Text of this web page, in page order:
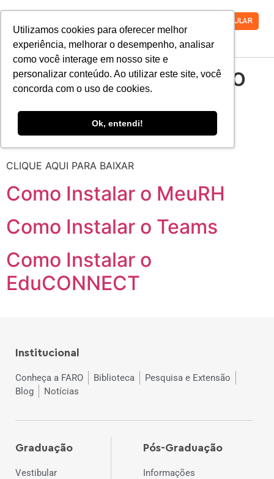
Utilizamos cookies para oferecer melhor
experiência, melhorar o desempenho, analisar
como você interage em nosso site e
personalizar conteúdo. Ao utilizar este site, você
concorda com o uso de cookies.
Ok, entendi!
VESTIBULAR
Usuário:Funcionário
Manual do Portal
Institucional (Discente)
CLIQUE AQUI PARA BAIXAR
Como Instalar o MeuRH
Como Instalar o Teams
Como Instalar o
EduCONNECT
Institucional
Conheça a FARO Biblioteca
Pesquisa e Extensão
Blog
Notícias
Graduação
Vestibular
Pós-Graduação
Informações